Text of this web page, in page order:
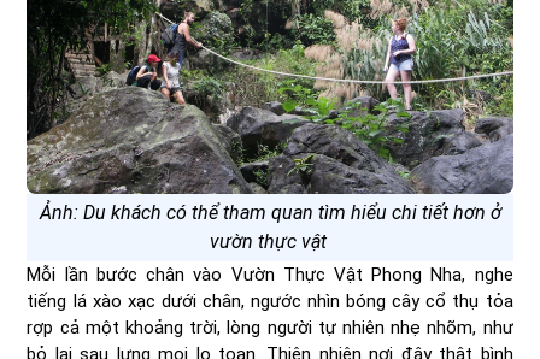
Ảnh: Du khách có thể tham quan tìm hiểu chi tiết hơn ở
vườn thực vật
Mỗi lần bước chân vào Vườn Thực Vật Phong Nha, nghe
tiếng lá xào xạc dưới chân, ngước nhìn bóng cây cổ thụ tỏa
rợp cả một khoảng trời, lòng người tự nhiên nhẹ nhõm, như
bỏ lại sau lưng mọi lo toan. Thiên nhiên nơi đây thật bình